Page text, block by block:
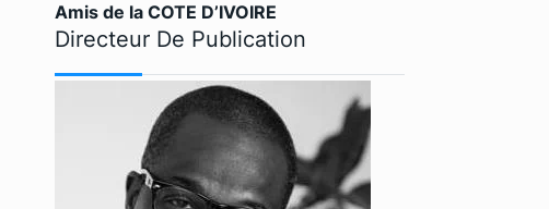
Amis de la COTE D’IVOIRE
Directeur De Publication